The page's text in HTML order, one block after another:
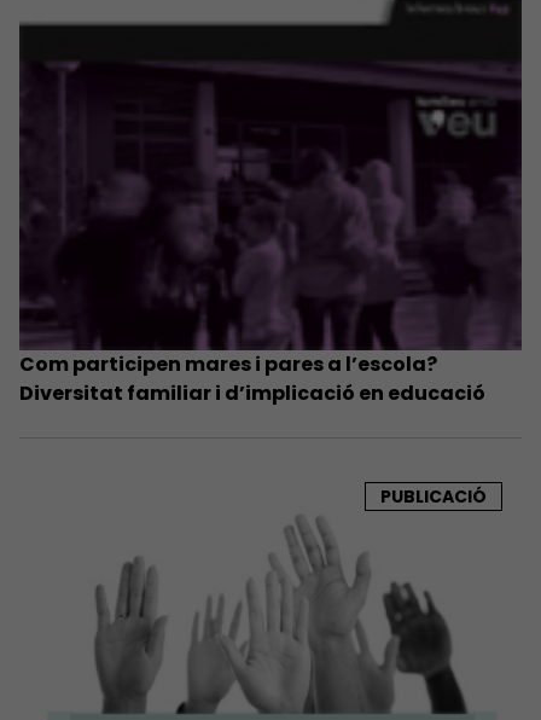
Com participen mares i pares a l’escola?
Diversitat familiar i d’implicació en educació
PUBLICACIÓ